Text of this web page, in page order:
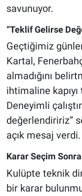
savunuyor.
“Teklif Gelirse
Geçtiğimiz
Kartal,
almadığını
ihtimaline
Deneyimli
değerlendiririz”
açık mesaj verdi.
Karar Seçim
Kulüpte teknik
bir karar